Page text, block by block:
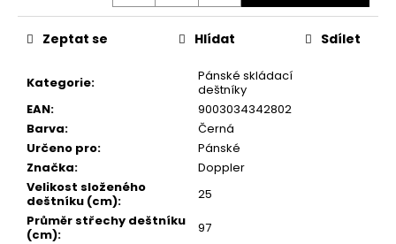
Kategorie:
Pánské skládací
deštníky
EAN:
9003034342802
Barva:
Černá
Určeno pro:
Pánské
Značka:
Doppler
Velikost složeného
deštníku (cm):
25
Průměr střechy deštníku
(cm):
97
Zeptat se Hlídat Sdílet
r
u
u
e
m
e